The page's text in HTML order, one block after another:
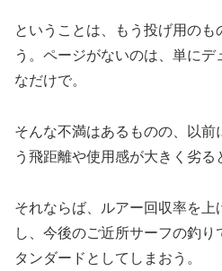
ということは、もう投げ用のも
う。ページがないのは、単に
なだけで。
そんな不満はあるものの、以前
う飛距離や使用感が大きく劣る
それならば、ルアー回収率を上
し、今後のご近所サーフの釣
タンダードとしてしまおう。